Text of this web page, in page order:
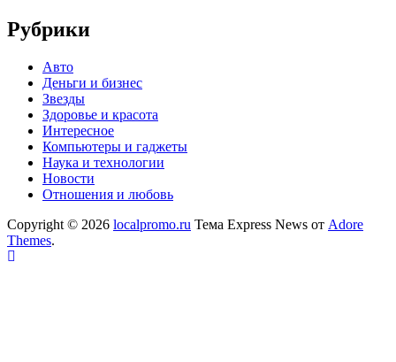
Рубрики
Авто
Деньги и бизнес
Звезды
Здоровье и красота
Интересное
Компьютеры и гаджеты
Наука и технологии
Новости
Отношения и любовь
Copyright © 2026 localpromo.ru Тема Express News от Adore
Themes.